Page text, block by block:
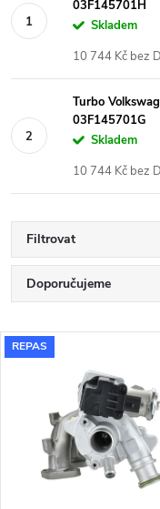
03F145701H
Skladem
10 744 Kč bez
Turbo
03F145701G
Skladem
10 744 Kč bez
Filtrovat
Ř
a
Doporučujeme
Nejdražší
Nejprodávanější
Abecedně
V
REPAS